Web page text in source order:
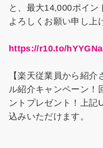
と、最大14,000ポイン
よろしくお願い申し上
https://r10.to/hYYGNa
【楽天従業員から紹
ル紹介キャンペーン！
ントプレゼント！上記
込みいただけます。